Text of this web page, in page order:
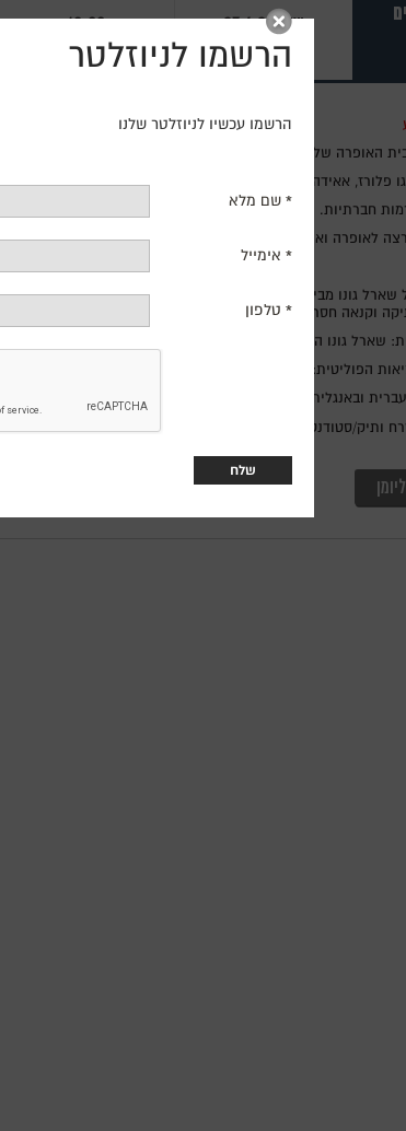
שני, 27.4.26 18:00
האופרה של וינה
פלורז, אאידה גריפולינה, רחל פרנקל (ישראלית). מנצח: פלסידו
חברתיות.
לאופרה ואומנויות.
גונו מביאה לחיים את סיפור האהבה הבלתי נשכח של רומיאו
וקנאה חסרת רחמים מובילים אותם לטרגדיה שאין ממנה חזרה.
שארל גונו הופך את הטרגדיה הקלאסית ליצירה מלאת רגש,
הפוליטית: כשיצאה האופרה, הצנזורה הצרפתית הסתייגה
הרשמו לניוזלטר
הרשמו עכשיו לניוזלטר שלנו
שם מלא
אימייל
טלפון